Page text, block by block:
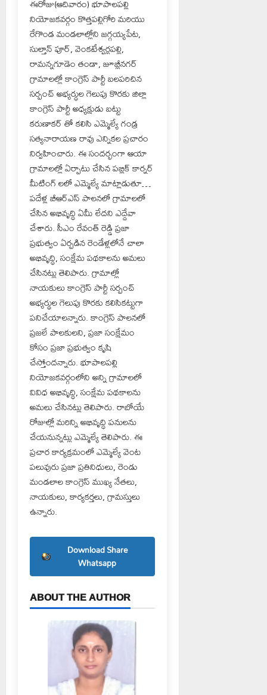
ఈరోజు(ఆదివారం) భూపాలపల్లి
నియోజకవర్గం కొత్తపల్లిగోరి మరియు
రేగొండ మండలాల్లోని జగ్గయ్యపేట,
సుల్తాన్ పూర్, వెంకటేశ్వర్లపల్లి,
రామన్నగూడెం తండా, జూబ్లీనగర్
గ్రామాలల్లో కాంగ్రెస్ పార్టీ బలపరిచిన
సర్పంచ్ అభ్యర్ధుల గెలుపు కొరకు జిల్లా
కాంగ్రెస్ పార్టీ అధ్యక్షుడు బట్టు
కరుణాకర్ తో కలిసి ఎమ్మెల్యే గండ్ర
సత్యనారాయణ రావు ఎన్నికల ప్రచారం
నిర్వహించారు. ఈ సందర్భంగా ఆయా
గ్రామాలల్లో ఏర్పాటు చేసిన పబ్లిక్ కార్నర్
మీటింగ్ లలో ఎమ్మెల్యే మాట్లాడుతూ…
పదేళ్ల బీఆర్ఎస్ పాలనలో గ్రామాలలో
చేసిన అభివృద్ధి ఏమీ లేదని ఎద్దేవా
చేశారు. సీఎం రేవంత్ రెడ్డి ప్రజా
ప్రభుత్వం ఏర్పడిన రెండేళ్లలోనే చాలా
అభివృద్ధి, సంక్షేమ పథకాలను అమలు
చేసినట్లు తెలిపారు. గ్రామాల్లో
నాయకులు కాంగ్రెస్ పార్టీ సర్పంచ్
అభ్యర్థుల గెలుపు కొరకు కలిసికట్టుగా
పనిచేయాలన్నారు. కాంగ్రెస్ పాలనలో
ప్రజలే పాలకులని, ప్రజా సంక్షేమం
కోసం ప్రజా ప్రభుత్వం కృషి
చేస్తోందన్నారు. భూపాలపల్లి
నియోజకవర్గంలోని అన్ని గ్రామాలలో
వివిధ అభివృద్ధి, సంక్షేమ పథకాలను
అమలు చేసినట్లు తెలిపారు. రాబోయే
రోజుల్లో మరిన్ని అభివృద్ధి పనులను
చేయనున్నట్లు ఎమ్మెల్యే తెలిపారు. ఈ
ప్రచార కార్యక్రమంలో ఎమ్మెల్యే వెంట
పలువురు ప్రజా ప్రతినిధులు, రెండు
మండలాల కాంగ్రెస్ ముఖ్య నేతలు,
నాయకులు, కార్యకర్తలు, గ్రామస్తులు
ఉన్నారు.
Download Share
Whatsapp
ABOUT THE AUTHOR